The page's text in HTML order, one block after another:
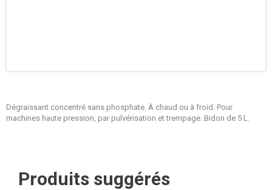
Dégraissant concentré sans phosphate. À chaud ou à froid. Pour
machines haute pression, par pulvérisation et trempage. Bidon de 5 L.
Produits suggérés